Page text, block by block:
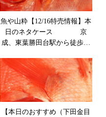
魚や山粋【12/16特売情報】本
日のネタケース 京
成、東葉勝田台駅から徒歩10
【本日のおすすめ（下田金目